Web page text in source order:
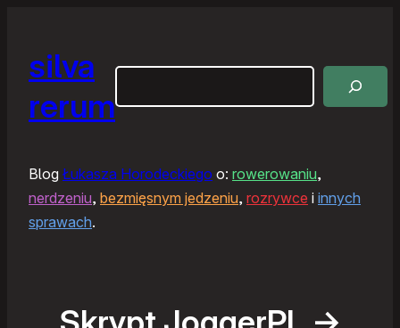
silva
rerum
Blog Łukasza Horodeckiego o: rowerowaniu,
nerdzeniu, bezmięsnym jedzeniu, rozrywce i innych
sprawach.